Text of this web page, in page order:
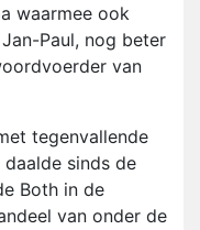
waarmee ook
Paul, nog beter
van
tegenvallende
sinds de
Both in de
van onder de